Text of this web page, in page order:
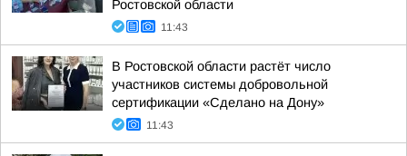
Ростовской области
11:43
В Ростовской области растёт число
участников системы добровольной
сертификации «Сделано на Дону»
11:43